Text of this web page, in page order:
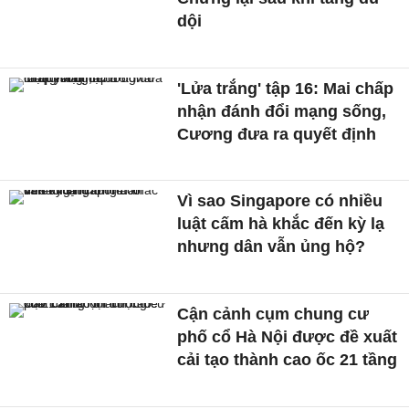
dội
'Lửa trắng' tập 16: Mai chấp
nhận đánh đổi mạng sống,
Cương đưa ra quyết định
Vì sao Singapore có nhiều
luật cấm hà khắc đến kỳ lạ
nhưng dân vẫn ủng hộ?
Cận cảnh cụm chung cư
phố cổ Hà Nội được đề xuất
cải tạo thành cao ốc 21 tầng